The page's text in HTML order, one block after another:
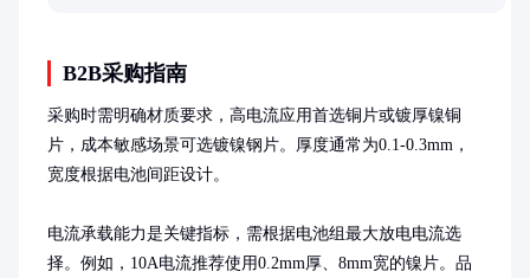
B2B采购指南
采购时需明确材质要求，高电流应用首选铜片或镀厚镍铜
片，成本敏感场景可选镀镍钢片。厚度通常为0.1-0.3mm，
宽度根据电池间距设计。
电流承载能力是关键指标，需根据电池组最大放电电流选
择。例如，10A电流推荐使用0.2mm厚、8mm宽的镍片。品